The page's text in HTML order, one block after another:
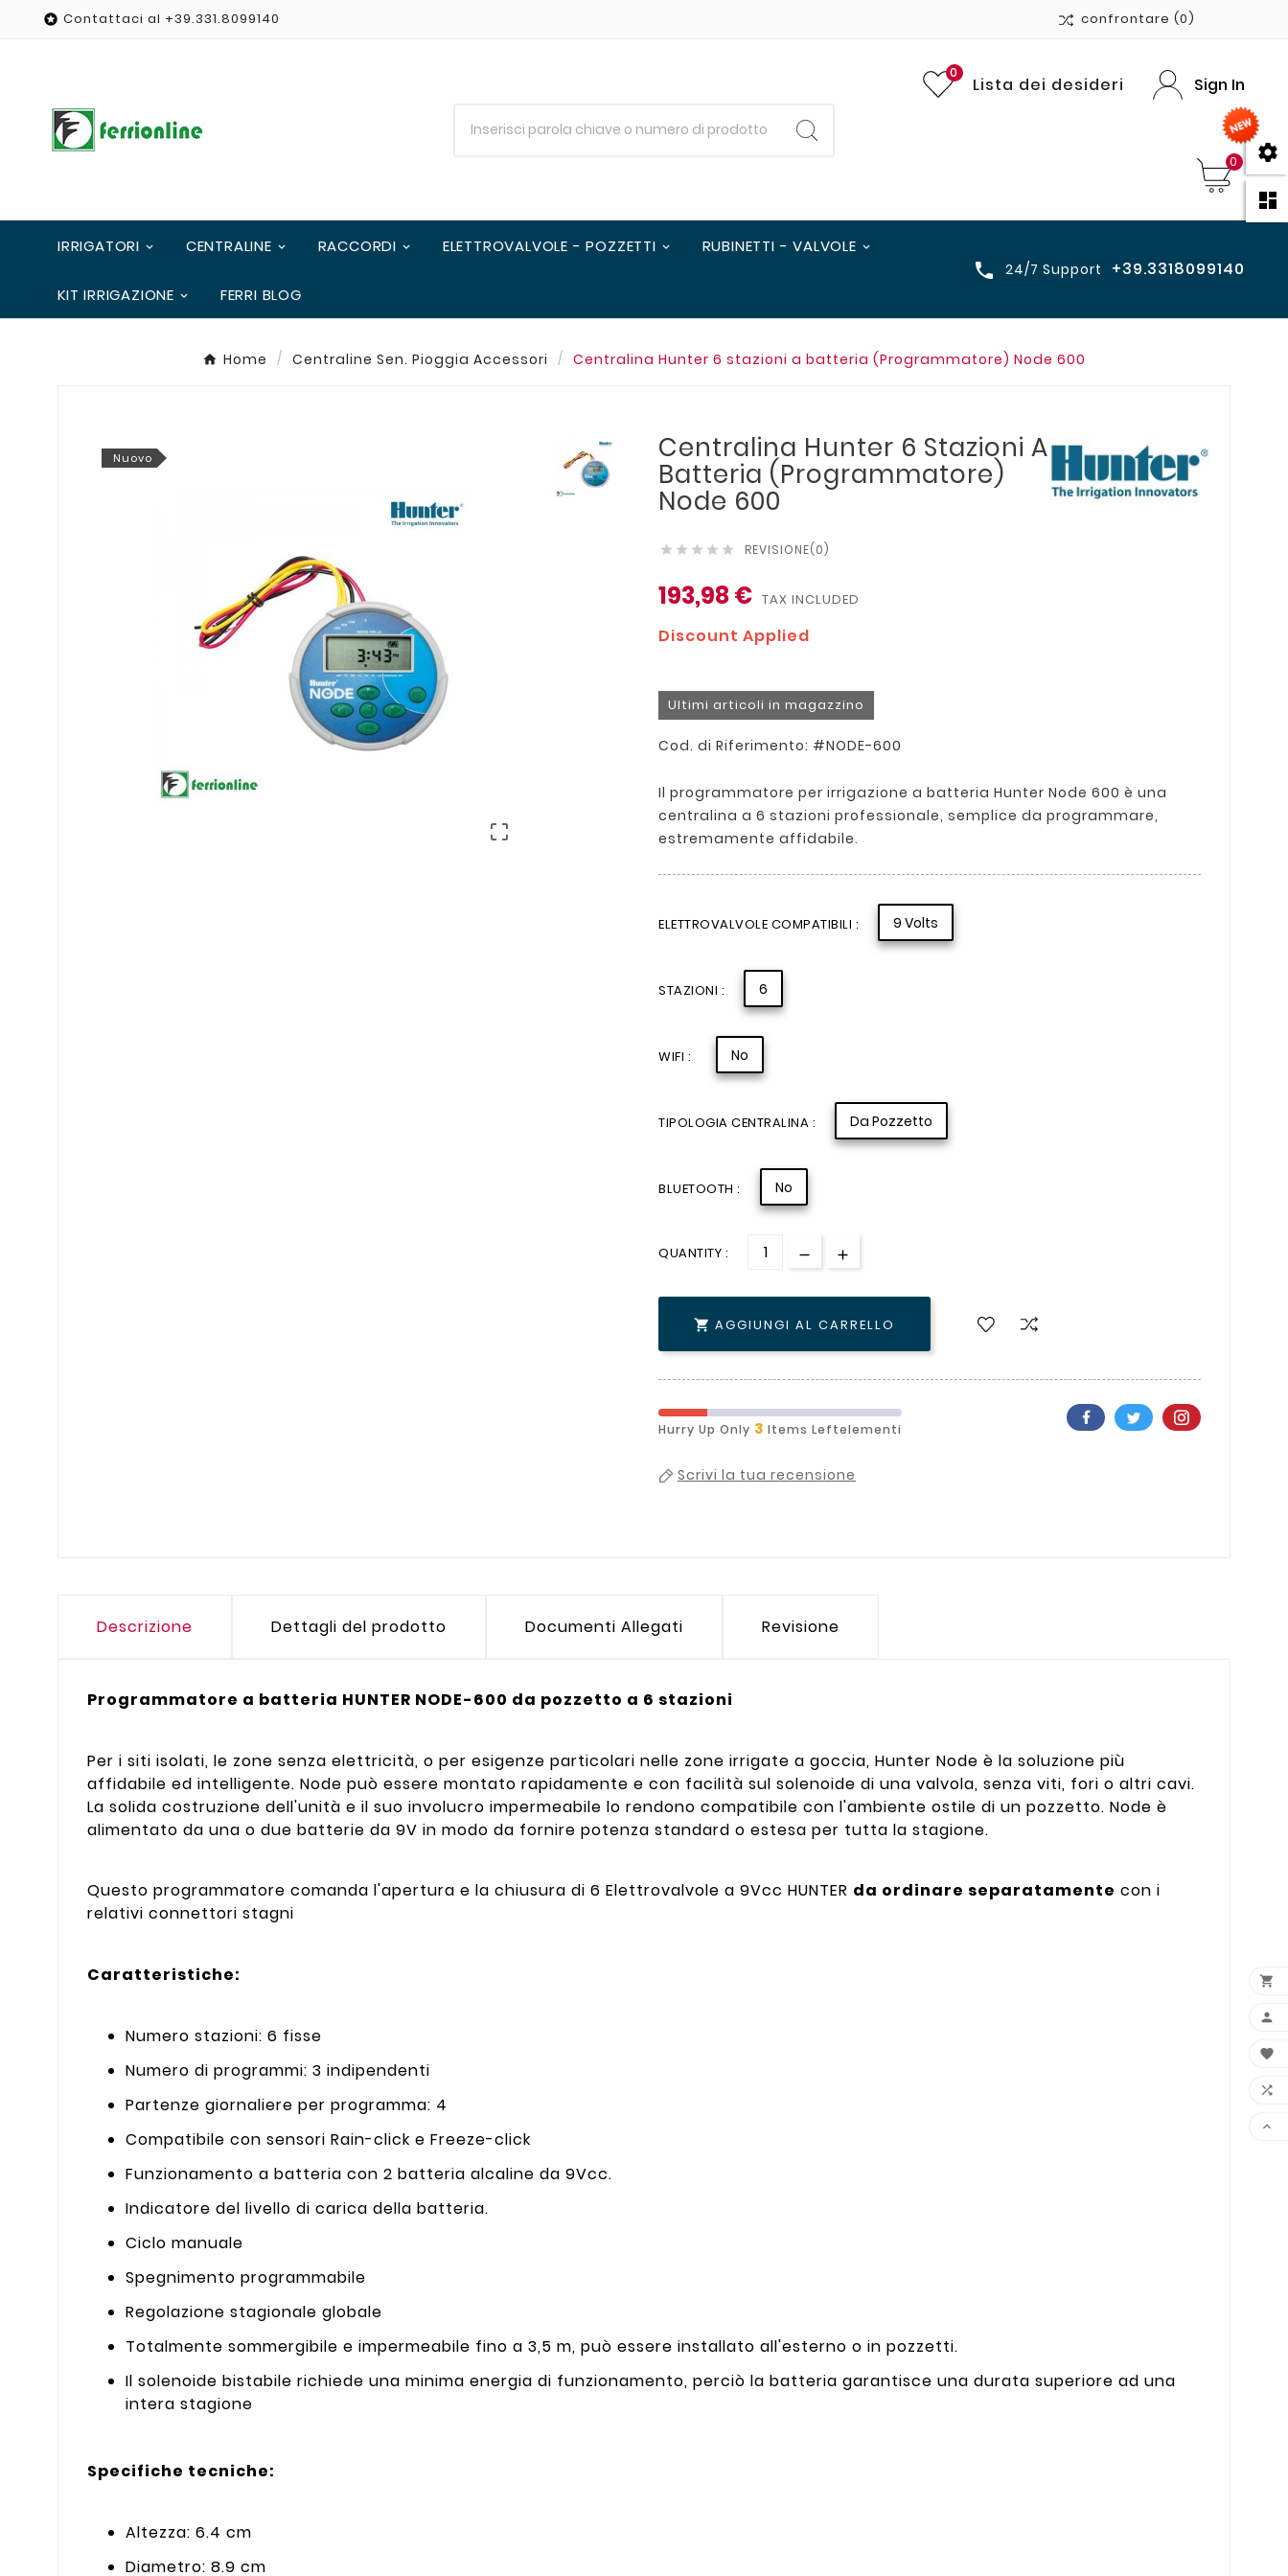


 Contattaci al +39.331.8099140 confrontare (0)
Lista dei desideri
0
Sign In
0
IRRIGATORI CENTRALINE RACCORDI ELETTROVALVOLE - POZZETTI RUBINETTI - VALVOLE
KIT IRRIGAZIONE FERRI BLOG
 24/7 Support +39.3318099140
Home Centraline Sen. Pioggia Accessori Centralina Hunter 6 stazioni a batteria (Programmatore) Node 600
Nuovo

Centralina Hunter 6 Stazioni A
Batteria (Programmatore)
Node 600
     REVISIONE(0)
193,98 € TAX INCLUDED
Discount Applied
Ultimi articoli in magazzino
Cod. di Riferimento: #NODE-600
Il programmatore per irrigazione a batteria Hunter Node 600 è una
centralina a 6 stazioni professionale, semplice da programmare,
estremamente affidabile.
ELETTROVALVOLE COMPATIBILI : 9 Volts
STAZIONI : 6
WIFI : No
TIPOLOGIA CENTRALINA : Da Pozzetto
BLUETOOTH : No
QUANTITY :
 AGGIUNGI AL CARRELLO
Hurry Up Only 3 Items Leftelementi
Scrivi la tua recensione
Descrizione Dettagli del prodotto Documenti Allegati Revisione
Programmatore a batteria HUNTER NODE-600 da pozzetto a 6 stazioni
Per i siti isolati, le zone senza elettricità, o per esigenze particolari nelle zone irrigate a goccia, Hunter Node è la soluzione più
affidabile ed intelligente. Node può essere montato rapidamente e con facilità sul solenoide di una valvola, senza viti, fori o altri cavi.
La solida costruzione dell'unità e il suo involucro impermeabile lo rendono compatibile con l'ambiente ostile di un pozzetto. Node è
alimentato da una o due batterie da 9V in modo da fornire potenza standard o estesa per tutta la stagione.
Questo programmatore comanda l'apertura e la chiusura di 6 Elettrovalvole a 9Vcc HUNTER da ordinare separatamente con i
relativi connettori stagni
Caratteristiche:
Numero stazioni: 6 fisse
Numero di programmi: 3 indipendenti
Partenze giornaliere per programma: 4
Compatibile con sensori Rain-click e Freeze-click
Funzionamento a batteria con 2 batteria alcaline da 9Vcc.
Indicatore del livello di carica della batteria.
Ciclo manuale
Spegnimento programmabile
Regolazione stagionale globale
Totalmente sommergibile e impermeabile fino a 3,5 m, può essere installato all'esterno o in pozzetti.
Il solenoide bistabile richiede una minima energia di funzionamento, perciò la batteria garantisce una durata superiore ad una
intera stagione
Specifiche tecniche:
Altezza: 6.4 cm
Diametro: 8.9 cm




